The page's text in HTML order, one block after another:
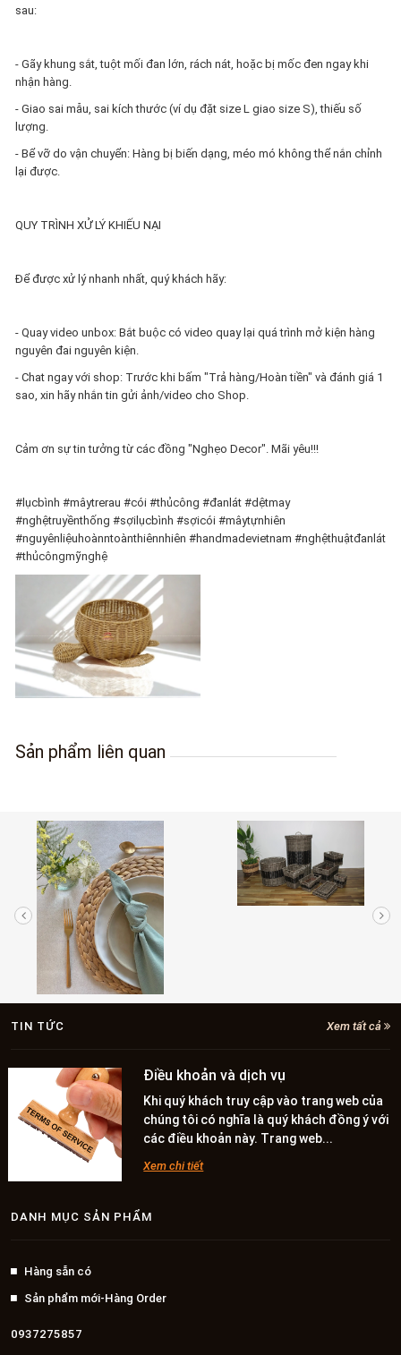
sau:
- Gãy khung sắt, tuột mối đan lớn, rách nát, hoặc bị mốc đen ngay khi
nhận hàng.
- Giao sai mẫu, sai kích thước (ví dụ đặt size L giao size S), thiếu số
lượng.
- Bể vỡ do vận chuyển: Hàng bị biến dạng, méo mó không thể nắn chỉnh
lại được.
QUY TRÌNH XỬ LÝ KHIẾU NẠI
Để được xử lý nhanh nhất, quý khách hãy:
- Quay video unbox: Bắt buộc có video quay lại quá trình mở kiện hàng
nguyên đai nguyên kiện.
- Chat ngay với shop: Trước khi bấm "Trả hàng/Hoàn tiền" và đánh giá 1
sao, xin hãy nhắn tin gửi ảnh/video cho Shop.
Cảm ơn sự tin tưởng từ các đồng "Nghẹo Decor". Mãi yêu!!!
#lụcbình #mâytrerau #cói #thủcông #đanlát #dệtmay
#nghệtruyềnthống #sợilụcbình #sợicói #mâytựnhiên
#nguyênliệuhoànntoànthiênnhiên #handmadevietnam #nghệthuậtđanlát
#thủcôngmỹnghệ
Sản phẩm liên quan
TIN TỨC Xem tất cả
Điều khoản và dịch vụ
Khi quý khách truy cập vào trang web của
chúng tôi có nghĩa là quý khách đồng ý với
các điều khoản này. Trang web...
Xem chi tiết
DANH MỤC SẢN PHẨM
Hàng sẵn có
Sản phẩm mới-Hàng Order
0937275857